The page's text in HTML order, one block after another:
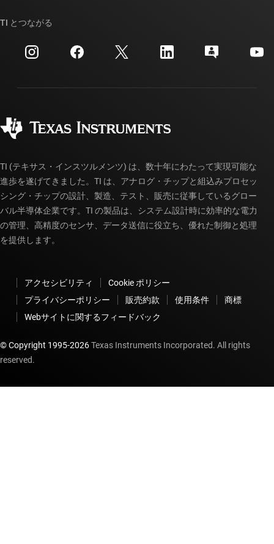
イベント
投資家向け情報
クロスリファレンス検索
カスタマー・サポート・センター
myTI アカウントの FAQ
ご注文に関する FAQ
TI とつながる
TI (テキサス・インスツルメンツ) は、数十年にわたって実現可能な
進歩を遂げてきました。TI は、アナログ・チップと組込みプロセッ
シング・チップの設計、製造、テスト、販売に従事しているグロー
バル半導体企業です。TI の製品は、システム設計時に効率的な電力
の管理、高精度のセンサ、データ送信に役立ち、優れた制御と処理
を提供します。
アクセシビリティ
Cookie ポリシー
プライバシーポリシー
販売約款 使用条件
商標
Webサイトに関するフィードバック
© Copyright 1995-2026Texas Instruments Incorporated. All rights
reserved.